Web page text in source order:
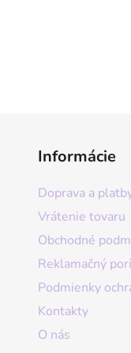
Informácie
Doprava a
Vrátenie tovaru
Obchodné
Reklamačný
Podmienky
Kontakty
O nás